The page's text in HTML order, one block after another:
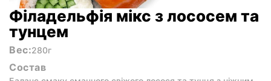
Філадельфія мікс з лососем та
тунцем
Вес:280г
Состав